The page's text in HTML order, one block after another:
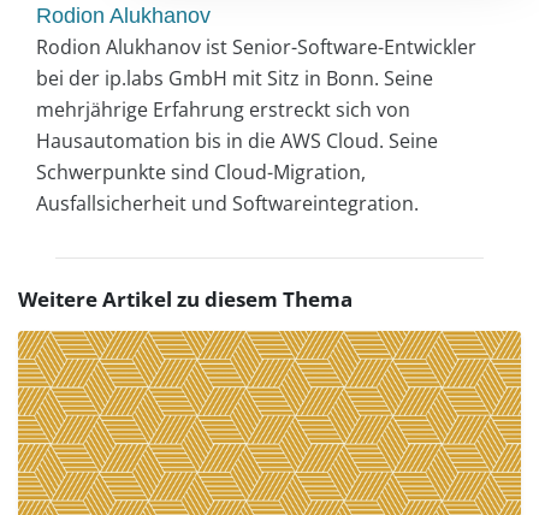
Rodion Alukhanov
Rodion Alukhanov ist Senior-Software-Entwickler
bei der ip.labs GmbH mit Sitz in Bonn. Seine
mehrjährige Erfahrung erstreckt sich von
Hausautomation bis in die AWS Cloud. Seine
Schwerpunkte sind Cloud-Migration,
Ausfallsicherheit und Softwareintegration.
Weitere Artikel zu diesem Thema